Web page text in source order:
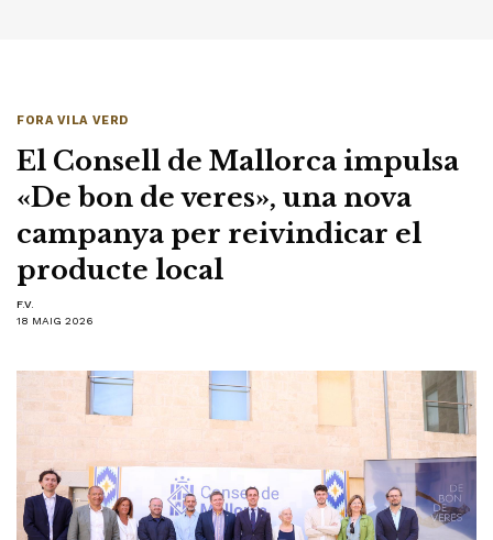
FORA VILA VERD
El Consell de Mallorca impulsa
«De bon de veres», una nova
campanya per reivindicar el
producte local
F.V.
18 MAIG 2026